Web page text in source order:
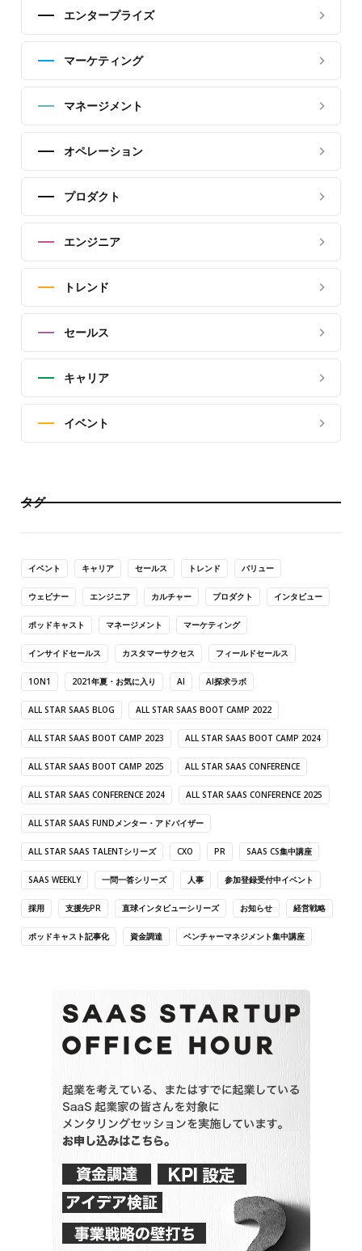
エンタープライズ
マーケティング
マネージメント
オペレーション
プロダクト
エンジニア
トレンド
セールス
キャリア
イベント
タグ
イベント キャリア セールス トレンド バリュー
ウェビナー エンジニア カルチャー プロダクト インタビュー
ポッドキャスト マネージメント マーケティング
インサイドセールス カスタマーサクセス フィールドセールス
1ON1 2021年夏・お気に入り AI AI探求ラボ
ALL STAR SAAS BLOG ALL STAR SAAS BOOT CAMP 2022
ALL STAR SAAS BOOT CAMP 2023 ALL STAR SAAS BOOT CAMP 2024
ALL STAR SAAS BOOT CAMP 2025 ALL STAR SAAS CONFERENCE
ALL STAR SAAS CONFERENCE 2024 ALL STAR SAAS CONFERENCE 2025
ALL STAR SAAS FUNDメンター・アドバイザー
ALL STAR SAAS TALENTシリーズ CXO PR SAAS CS集中講座
SAAS WEEKLY 一問一答シリーズ 人事 参加登録受付中イベント
採用 支援先PR 直球インタビューシリーズ お知らせ 経営戦略
ポッドキャスト記事化 資金調達 ベンチャーマネジメント集中講座